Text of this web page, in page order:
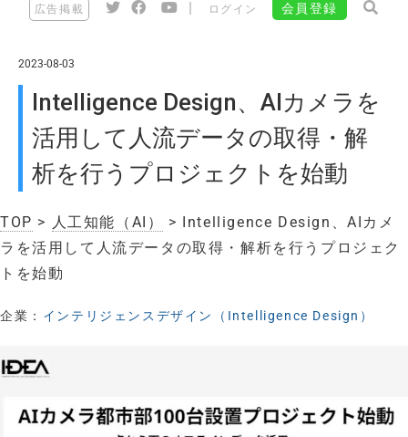
広告掲載 ログイン 会員登録
2023-08-03
Intelligence Design、AIカメラを
活用して人流データの取得・解
析を行うプロジェクトを始動
TOP > 人工知能（AI）
> Intelligence Design、AIカメ
ラを活用して人流データの取得・解析を行うプロジェク
トを始動
企業： インテリジェンスデザイン（Intelligence Design）